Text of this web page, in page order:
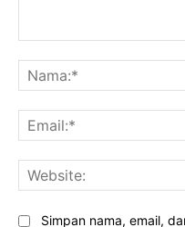
Simpan nama, email,